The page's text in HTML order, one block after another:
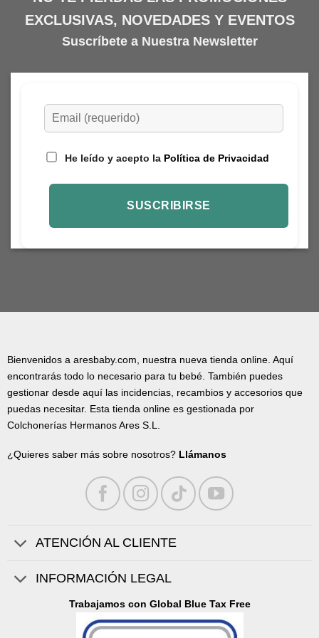
elegir
en
EXCLUSIVAS, NOVEDADES Y EVENTOS
Suscríbete a Nuestra Newsletter
He leído y acepto la Política de Privacidad
Bienvenidos a aresbaby.com, nuestra nueva tienda online. Aquí
encontrarás todo lo necesario para tu bebé. También puedes
gestionar desde aquí las incidencias, recambios y accesorios que
puedas necesitar. Esta tienda online es gestionada por
Colchonerías Hermanos Ares S.L.
¿Quieres saber más sobre nosotros? Llámanos
ATENCIÓN AL CLIENTE
INFORMACIÓN LEGAL
Trabajamos con Global Blue Tax Free